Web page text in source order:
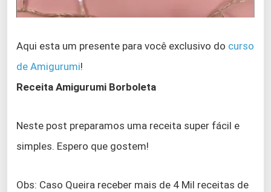
Aqui esta um presente para você exclusivo do curso
de Amigurumi!
Receita Amigurumi Borboleta
Neste post preparamos uma receita super fácil e
simples. Espero que gostem!
Obs: Caso Queira receber mais de 4 Mil receitas de